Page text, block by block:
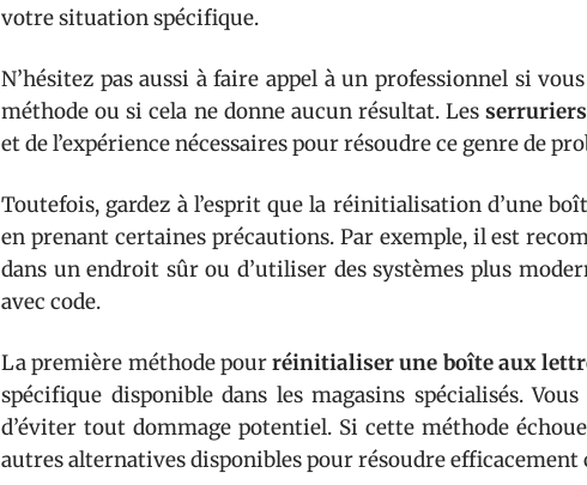
votre situation spécifique.
N’hésitez pas aussi à faire appel à un professionnel si
méthode ou si cela ne donne aucun résultat. Les
et de l’expérience nécessaires pour résoudre ce genre de
Toutefois, gardez à l’esprit que la réinitialisation d’une
en prenant certaines précautions. Par exemple, il est
dans un endroit sûr ou d’utiliser des systèmes plus
avec code.
La première méthode pourréinitialiser une boîte aux
spécifique disponible dans les magasins spécialisés.
d’éviter tout dommage potentiel. Si cette méthode
autres alternatives disponibles pour résoudre efficacement